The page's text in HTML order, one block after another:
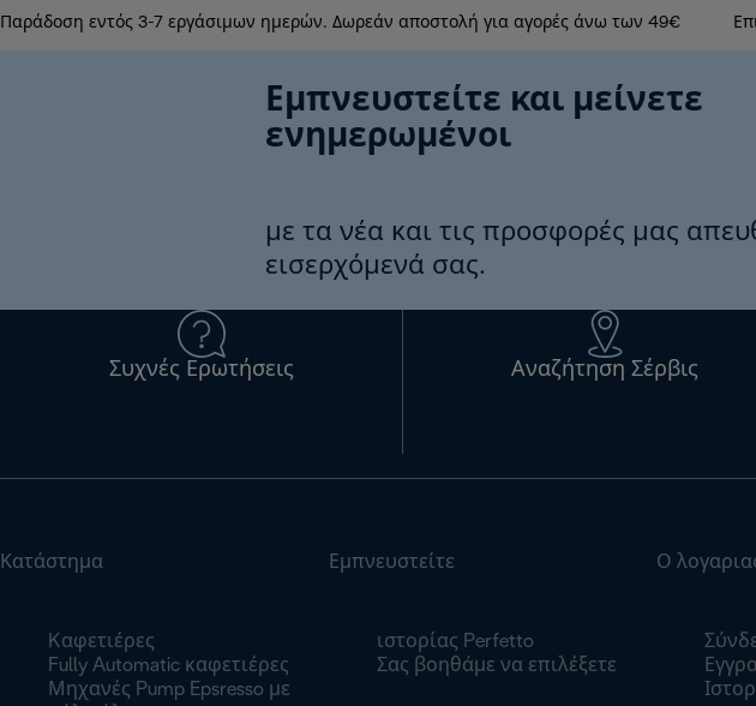
Παράδοση εντός 3-7 εργάσιμων ημερών. Δωρεάν αποστολή για αγορές άνω των 49€
Εμπνευστείτε και μείνετε
ενημερωμένοι
με τα νέα και τις προσφορές μας
εισερχόμενά σας.
Συχνές Ερωτήσεις Αναζήτηση Σέρβις
Κατάστημα
Kαφετιέρες
Fully Automatic καφετιέρες
Μηχανές Pump Epsresso με
Εμπνευστείτε
ιστορίας Perfetto
Σας βοηθάμε να επιλέξετε
Ο